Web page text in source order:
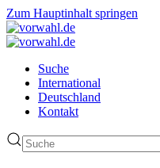
Zum Hauptinhalt springen
Suche
International
Deutschland
Kontakt